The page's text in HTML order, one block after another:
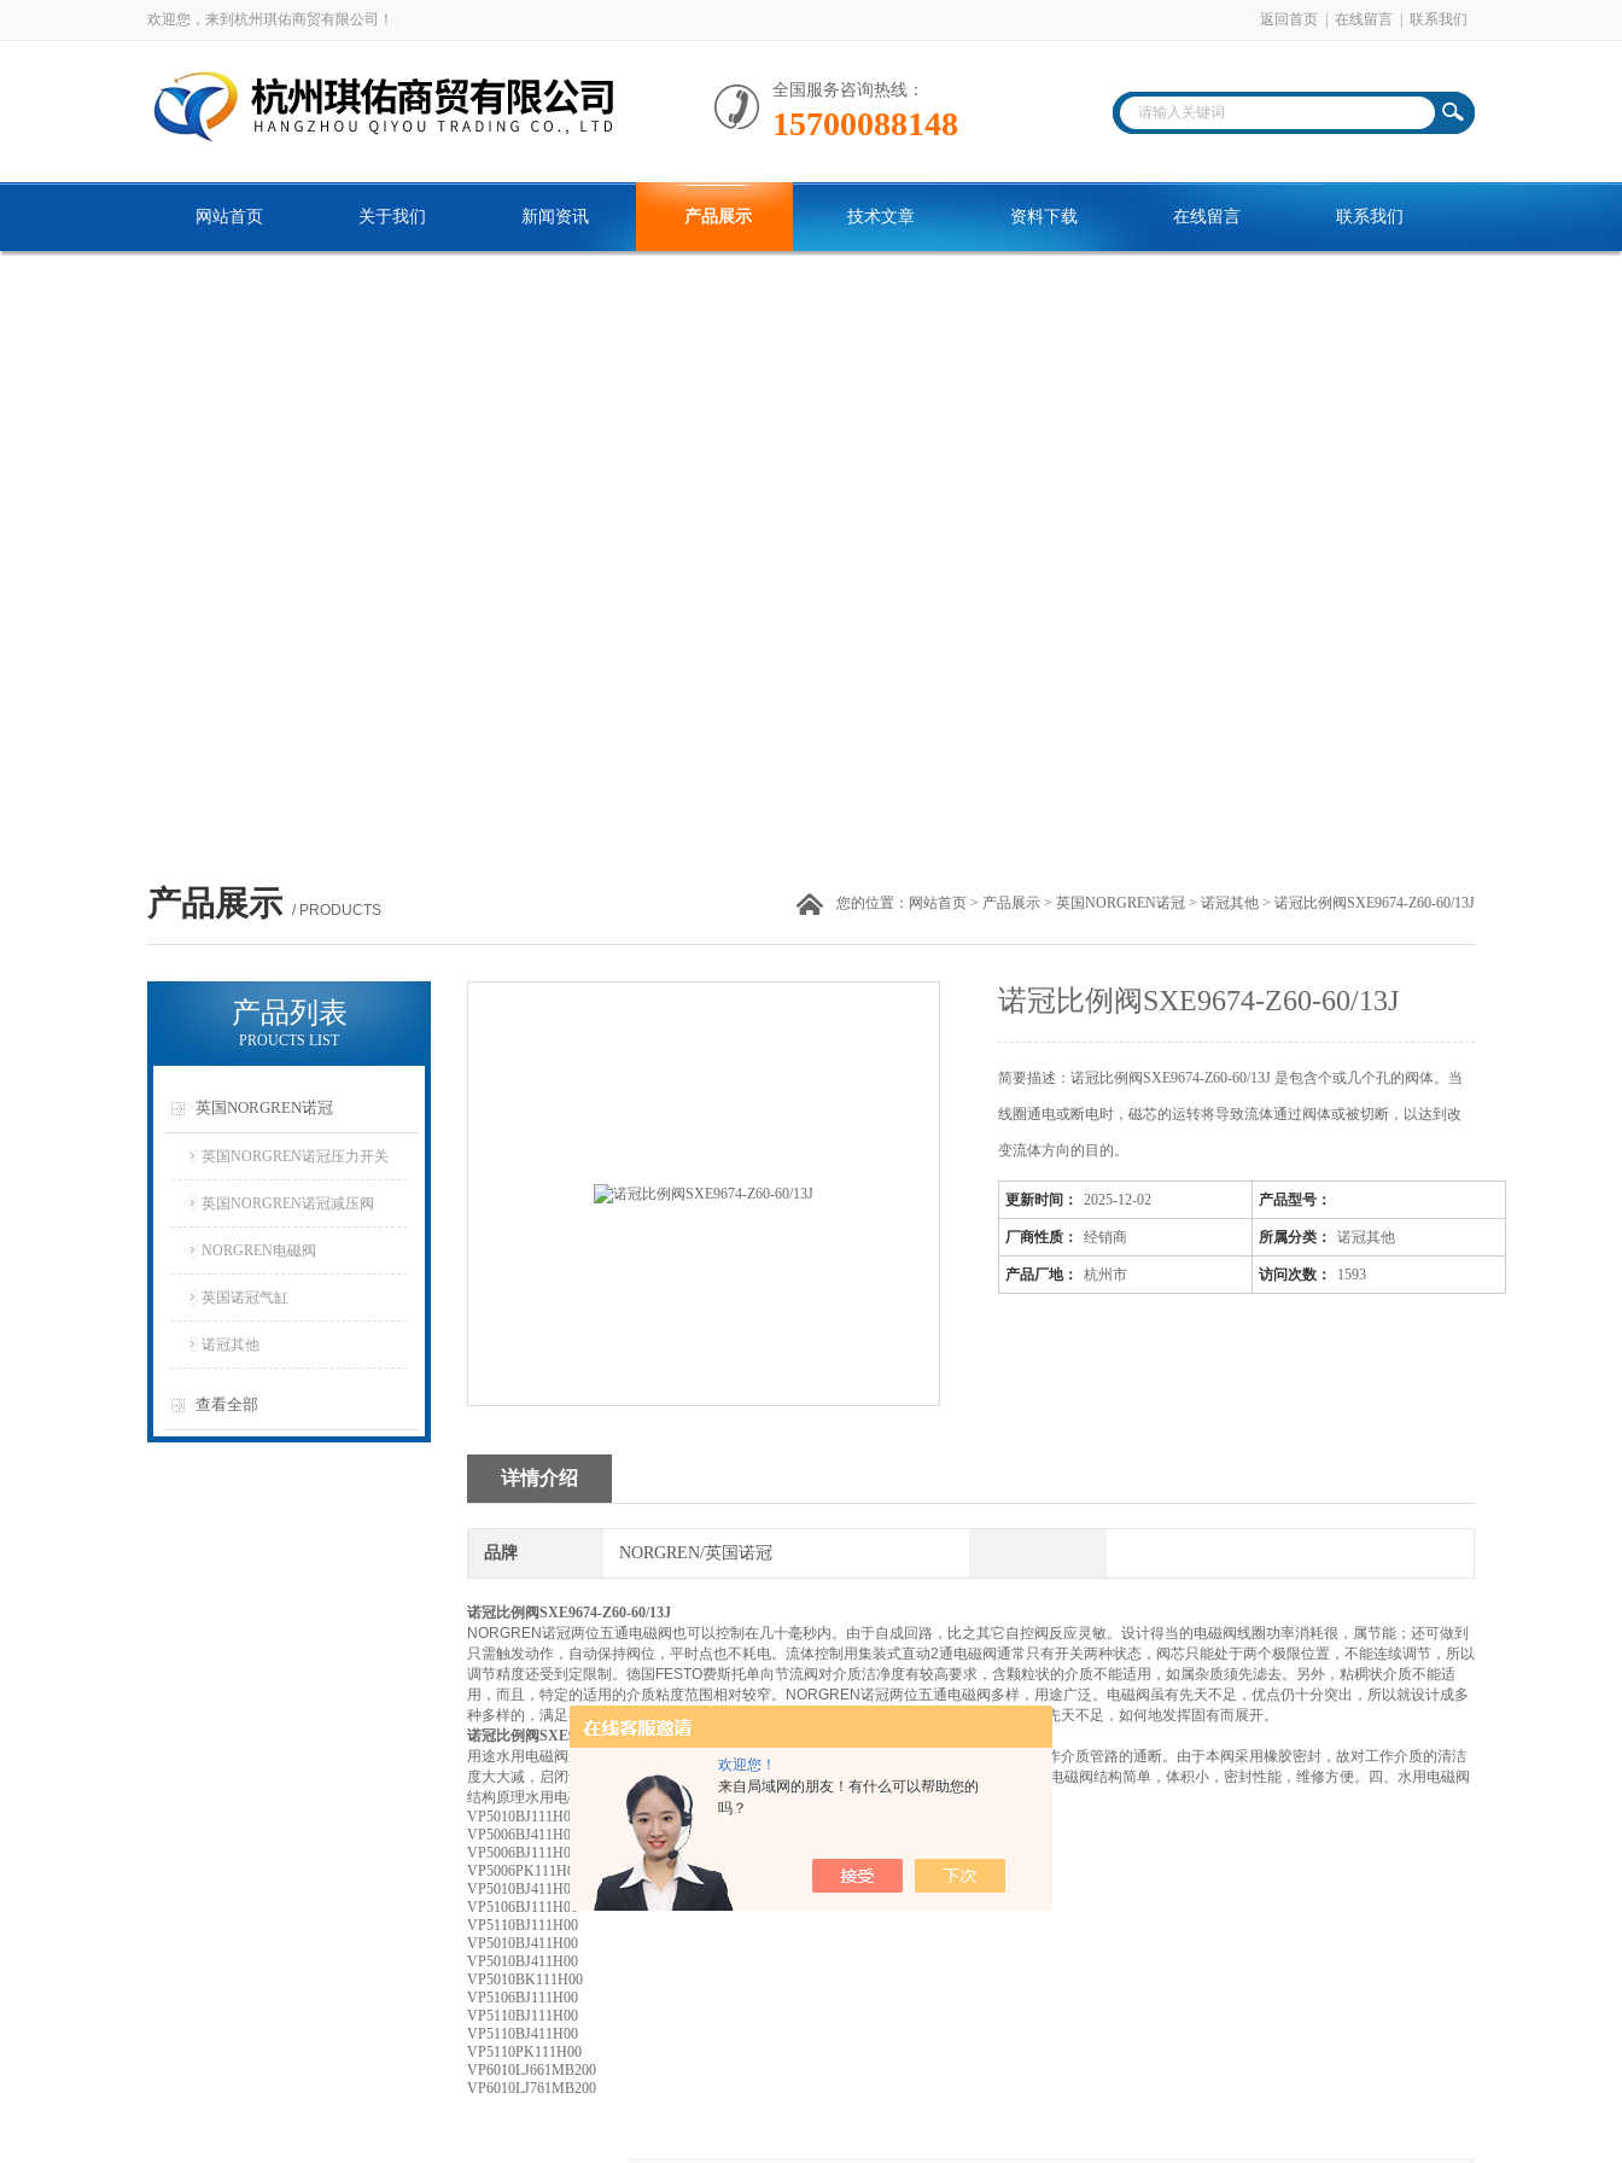
欢迎您！
来自局域网的朋友！有什么可以帮助您的
吗？
欢迎您，来到杭州琪佑商贸有限公司！ 返回首页 在线留言 联系我们
全国服务咨询热线：
15700088148
网站首页 关于我们 新闻资讯 产品展示 技术文章 资料下载 在线留言 联系我们
产品展示 / PRODUCTS 您的位置： 网站首页 > 产品展示 > 英国NORGREN诺冠 > 诺冠其他 > 诺冠比例阀SXE9674-Z60-60/13J
产品列表
PROUCTS LIST
英国NORGREN诺冠
英国NORGREN诺冠压力开关
英国NORGREN诺冠减压阀
NORGREN电磁阀
英国诺冠气缸
诺冠其他
查看全部
诺冠比例阀SXE9674-Z60-60/13J
简要描述：诺冠比例阀SXE9674-Z60-60/13J 是包含个或几个孔的阀体。当
线圈通电或断电时，磁芯的运转将导致流体通过阀体或被切断，以达到改
变流体方向的目的。
更新时间： 2025-12-02 产品型号：
厂商性质： 经销商 所属分类： 诺冠其他
产品厂地： 杭州市 访问次数： 1593
详情介绍
品牌 NORGREN/英国诺冠
诺冠比例阀SXE9674-Z60-60/13J
NORGREN诺冠两位五通电磁阀也可以控制在几十毫秒内。由于自成回路，比之其它自控阀反应灵敏。设计得当的电磁阀线圈功率消耗很，属节能；还可做到
只需触发动作，自动保持阀位，平时点也不耗电。流体控制用集装式直动2通电磁阀通常只有开关两种状态，阀芯只能处于两个极限位置，不能连续调节，所以
调节精度还受到定限制。德国FESTO费斯托单向节流阀对介质洁净度有较高要求，含颗粒状的介质不能适用，如属杂质须先滤去。另外，粘稠状介质不能适
用，而且，特定的适用的介质粘度范围相对较窄。NORGREN诺冠两位五通电磁阀多样，用途广泛。电磁阀虽有先天不足，优点仍十分突出，所以就设计成多
种多样的，满足各种不同的需求，用途极为广泛。电磁阀技术的进步也都是围绕着如何克服先天不足，如何地发挥固有而展开。
诺冠比例阀SXE9674-Z60-60/13J
用途水用电磁阀适用于以水或液体为工作介质，可自动化控制或远程控制水、油、液体等工作介质管路的通断。由于本阀采用橡胶密封，故对工作介质的清洁
度大大减，启闭讯速，性高等特点。二、水用电磁阀型号规格说明 三、水用电磁阀特点水用电磁阀结构简单，体积小，密封性能，维修方便。四、水用电磁阀
结构原理水用电磁阀通径15～100为膜片式为二次开阀的先导式电磁阀。
VP5010BJ111H00
VP5006BJ411H00
VP5006BJ111H00
VP5006PK111H00
VP5010BJ411H00
VP5106BJ111H00
VP5110BJ111H00
VP5010BJ411H00
VP5010BJ411H00
VP5010BK111H00
VP5106BJ111H00
VP5110BJ111H00
VP5110BJ411H00
VP5110PK111H00
VP6010LJ661MB200
VP6010LJ761MB200